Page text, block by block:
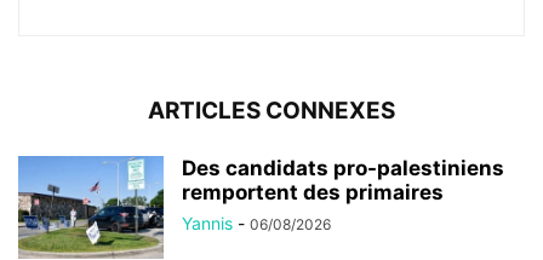
ARTICLES CONNEXES
Des candidats pro-palestiniens
remportent des primaires
Yannis - 06/08/2026